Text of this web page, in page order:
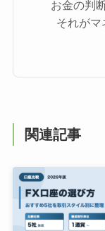
お金の判
それがマ
関連記事